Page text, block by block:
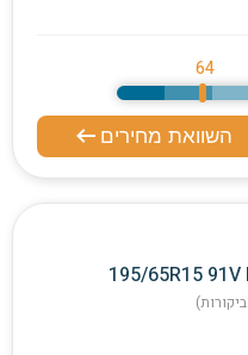
64
השוואת מחירים
195/65R15 91V
)